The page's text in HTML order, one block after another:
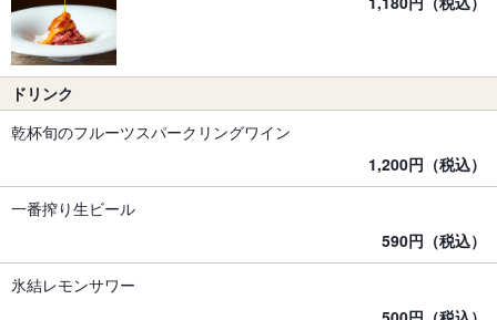
ドリンク
乾杯旬のフルーツスパークリングワイン
1,200円（税込）
一番搾り生ビール
590円（税込）
氷結レモンサワー